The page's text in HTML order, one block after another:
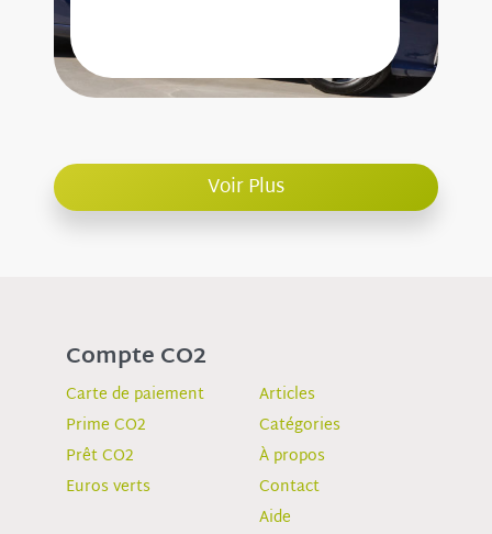
Voir Plus
Compte CO2
Carte de paiement
Prime CO2
Prêt CO2
Euros verts
Articles
Catégories
À propos
Contact
Aide